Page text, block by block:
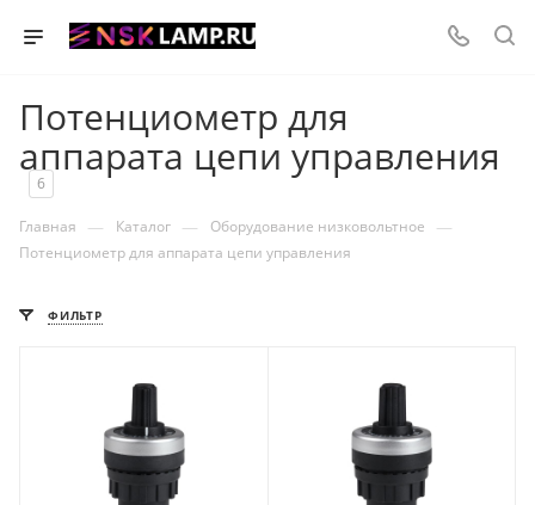
Потенциометр для
аппарата цепи управления
6
Главная — Каталог — Оборудование низковольтное —
Потенциометр для аппарата цепи управления
ФИЛЬТР